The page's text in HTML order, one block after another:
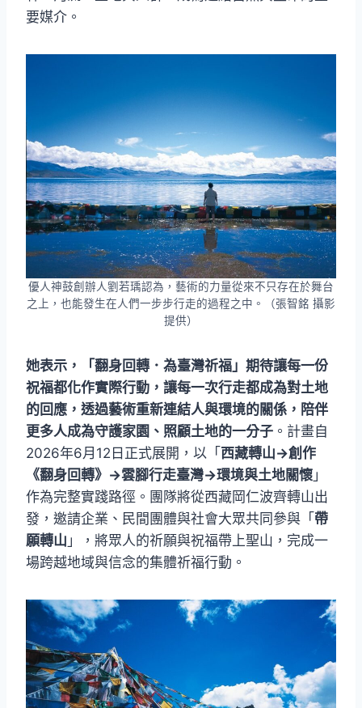
要媒介。
優人神鼓創辦人劉若瑀認為，藝術的力量從來不只存在於舞台
之上，也能發生在人們一步步行走的過程之中。（張智銘 攝影
提供）
她表示，「翻身回轉．為臺灣祈福」期待讓每一份
祝福都化作實際行動，讓每一次行走都成為對土地
的回應，透過藝術重新連結人與環境的關係，陪伴
更多人成為守護家園、照顧土地的一分子 。計畫自
2026年6月12日正式展開，以「 西藏轉山→創作
《翻身回轉》→雲腳行走臺灣→環境與土地關懷 」
作為完整實踐路徑。團隊將從西藏岡仁波齊轉山出
發，邀請企業、民間團體與社會大眾共同參與「 帶
願轉山 」，將眾人的祈願與祝福帶上聖山，完成一
場跨越地域與信念的集體祈福行動。